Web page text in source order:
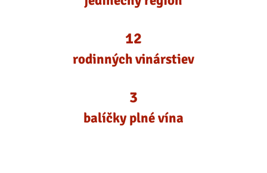
12
rodinných vinárstiev
3
balíčky plné vína